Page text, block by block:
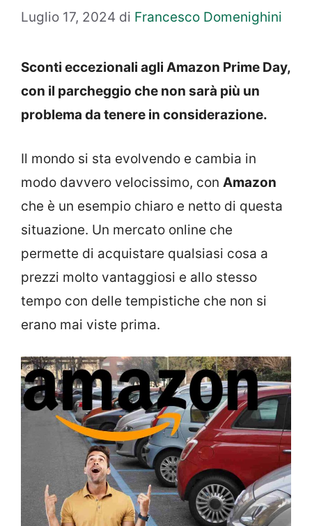
Luglio 17, 2024 di Francesco Domenighini
Sconti eccezionali agli Amazon Prime Day,
con il parcheggio che non sarà più un
problema da tenere in considerazione.
Il mondo si sta evolvendo e cambia in
modo davvero velocissimo, con Amazon
che è un esempio chiaro e netto di questa
situazione. Un mercato online che
permette di acquistare qualsiasi cosa a
prezzi molto vantaggiosi e allo stesso
tempo con delle tempistiche che non si
erano mai viste prima.